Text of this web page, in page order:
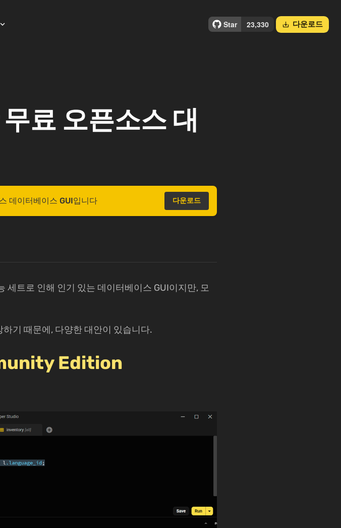
expand_more save_alt 다운로드
료 오픈소스 대
데이터베이스 GUI입니다 다운로드
트로 인해 인기 있는 데이터베이스 GUI이지만, 모
기 때문에, 다양한 대안이 있습니다.
Edition